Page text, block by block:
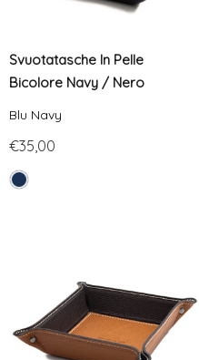
Svuotatasche In Pelle
Bicolore Navy / Nero
Blu Navy
€35,00